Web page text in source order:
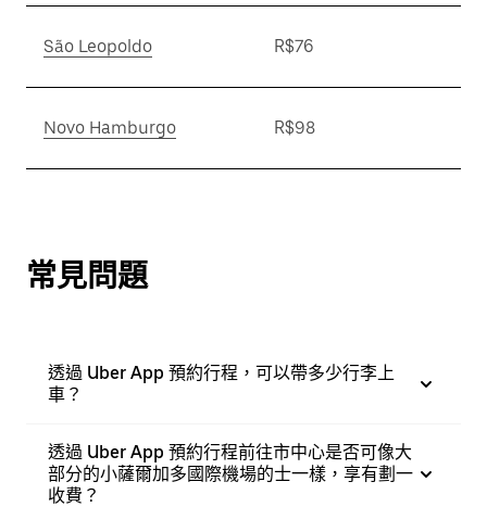
São Leopoldo R$76
Novo Hamburgo R$98
常見問題
透過 Uber App 預約行程，可以帶多少行李上
車？
透過 Uber App 預約行程前往市中心是否可像大
部分的小薩爾加多國際機場的士一樣，享有劃一
收費？